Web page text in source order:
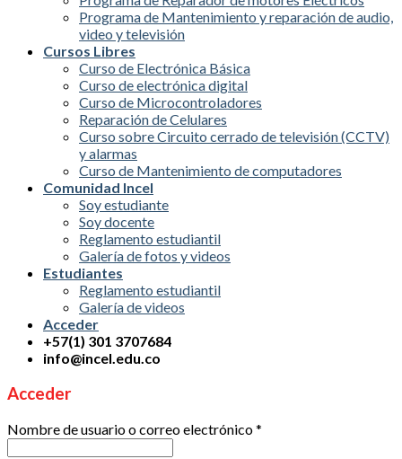
Programa de Mantenimiento y reparación de audio,
video y televisión
Cursos Libres
Curso de Electrónica Básica
Curso de electrónica digital
Curso de Microcontroladores
Reparación de Celulares
Curso sobre Circuito cerrado de televisión (CCTV)
y alarmas
Curso de Mantenimiento de computadores
Comunidad Incel
Soy estudiante
Soy docente
Reglamento estudiantil
Galería de fotos y videos
Estudiantes
Reglamento estudiantil
Galería de videos
Acceder
+57(1) 301 3707684
info@incel.edu.co
Acceder
Nombre de usuario o correo electrónico*